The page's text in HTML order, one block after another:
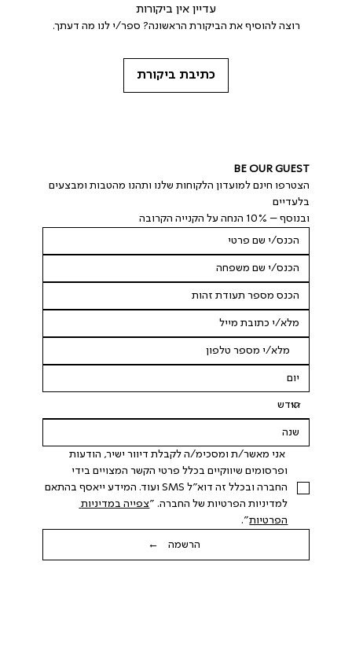
עדיין אין ביקורות
רוצה להוסיף את הביקורת הראשונה? ספר/י לנו מה דעתך.
כתיבת ביקורת
BE OUR GUEST
הצטרפו חינם למועדון הלקוחות שלנו ותהנו מהטבות ומבצעים
בלעדיים
ובנוסף – 10% הנחה על הקנייה הקרובה
אני מאשר/ת ומסכימ/ה לקבלת דיוור ישיר, הודעות
החברה ובכלל זה דוא"ל SMS ועוד. המידע ייאסף בהתאם
למדיניות הפרטיות של החברה. "
צפייה במדיניות
הפרטיות".
הרשמה ←